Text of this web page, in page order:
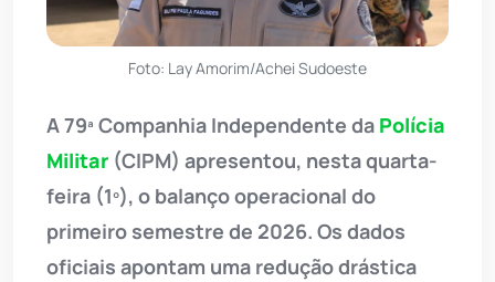
Foto: Lay Amorim/Achei Sudoeste
A 79ª Companhia Independente da Polícia
Militar (CIPM) apresentou, nesta quarta-
feira (1º), o balanço operacional do
primeiro semestre de 2026. Os dados
oficiais apontam uma redução drástica